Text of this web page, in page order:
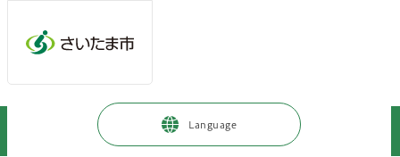
Language
市政情報 市の組織・各課の紹介 保健衛生局
健康科学研究センター